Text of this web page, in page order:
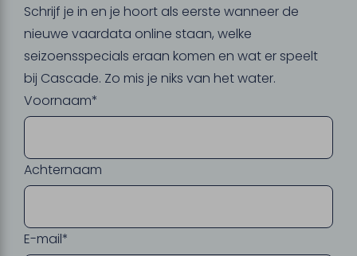
Schrijf je in en je hoort als eerste wanneer de
nieuwe vaardata online staan, welke
seizoensspecials eraan komen en wat er speelt
bij Cascade. Zo mis je niks van het water.
Voornaam*
Achternaam
E-mail*